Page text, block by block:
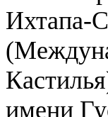
Ихтапа-
имени